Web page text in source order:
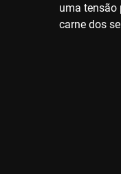
uma tensão
carne dos